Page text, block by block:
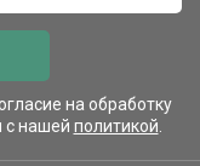
на обработку
с нашей политикой